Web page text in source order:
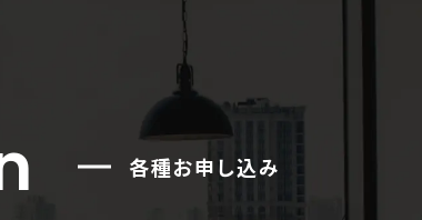
各種お申し込み